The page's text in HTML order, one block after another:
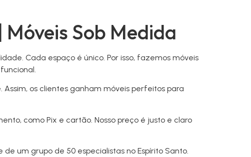
Sob Medida
Cada espaço é único. Por isso, fazemos móveis
Assim, os clientes ganham móveis perfeitos para
como Pix e cartão. Nosso preço é justo e claro
um grupo de 50 especialistas no Espírito Santo.